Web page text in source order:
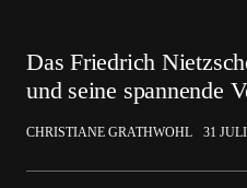
Das Friedrich
und seine spannende
CHRISTIANE GRATHWOHL 31